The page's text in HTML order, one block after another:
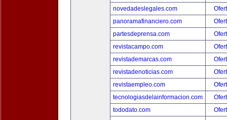
novedadeslegales.com
panoramafinanciero.com
partesdeprensa.com
revistacampo.com
revistademarcas.com
revistadenoticias.com
revistaempleo.com
tecnologiasdelainformacion.com
tododato.com